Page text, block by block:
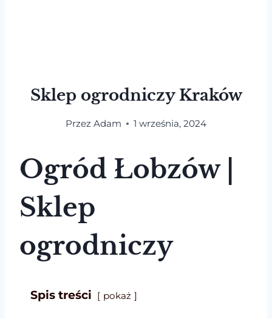
Sklep ogrodniczy Kraków
Przez Adam 1 września, 2024
Ogród Łobzów |
Sklep
ogrodniczy
Spis treści pokaż